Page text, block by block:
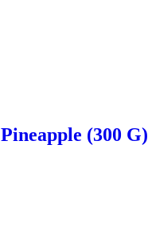
(300 G)